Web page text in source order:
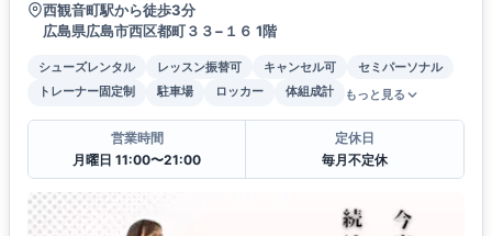
西観音町駅から徒歩3分
広島県広島市西区都町３３−１６ 1階
シューズレンタル レッスン振替可 キャンセル可
セミパーソナル
トレーナー固定制
駐車場 ロッカー 体組成計 もっと見る
営業時間
月曜日 11:00〜21:00
定休日
毎月不定休